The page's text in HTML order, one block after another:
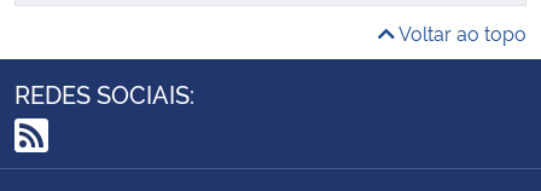
Voltar ao topo
REDES SOCIAIS:
RSS